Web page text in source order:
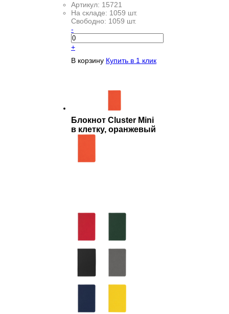
Артикул: 15721
На складе: 1059 шт.
Свободно: 1059 шт.
-
+
В корзину Купить в 1 клик
Блокнот Cluster Mini
в клетку, оранжевый